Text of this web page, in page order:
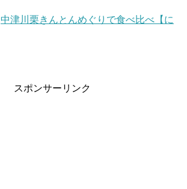
中津川栗きんとんめぐりで食べ比べ【に
スポンサーリンク